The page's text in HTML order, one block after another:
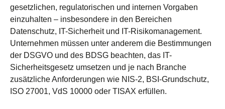
gesetzlichen, regulatorischen und internen Vorgaben
einzuhalten – insbesondere in den Bereichen
Datenschutz, IT-Sicherheit und IT-Risikomanagement.
Unternehmen müssen unter anderem die Bestimmungen
der DSGVO und des BDSG beachten, das IT-
Sicherheitsgesetz umsetzen und je nach Branche
zusätzliche Anforderungen wie NIS-2, BSI-Grundschutz,
ISO 27001, VdS 10000 oder TISAX erfüllen.